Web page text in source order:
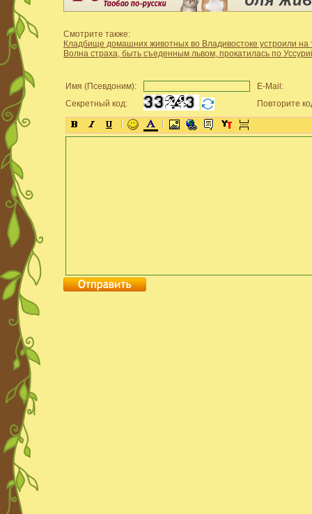
Смотрите также:
Кладбище домашних животных во Владивостоке устроили на
Волна страха, быть съеденным львом, прокатилась по
Имя (Псевдоним):
E-Mail:
Секретный код:
Повторите